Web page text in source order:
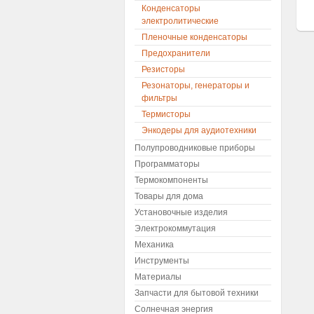
Конденсаторы
электролитические
Пленочные конденсаторы
Предохранители
Резисторы
Резонаторы, генераторы и
фильтры
Термисторы
Энкодеры для аудиотехники
Полупроводниковые приборы
Программаторы
Термокомпоненты
Товары для дома
Установочные изделия
Электрокоммутация
Механика
Инструменты
Материалы
Запчасти для бытовой техники
Солнечная энергия